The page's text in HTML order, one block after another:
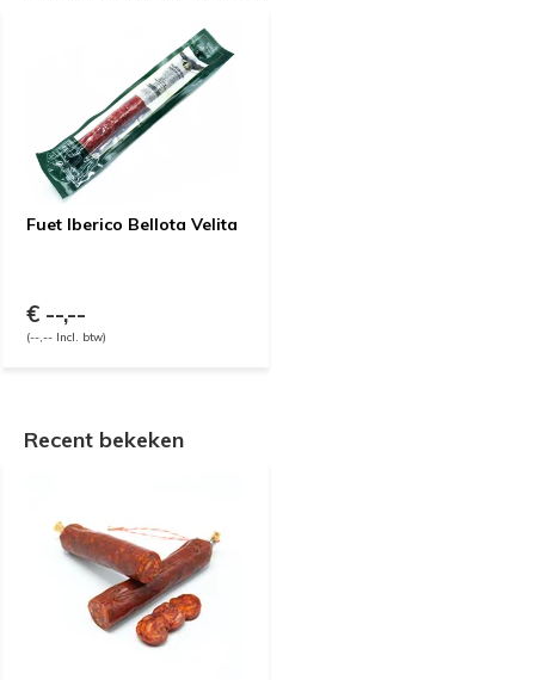
Fuet Iberico Bellota Velita
€ --,--
(--,-- Incl. btw)
Recent bekeken